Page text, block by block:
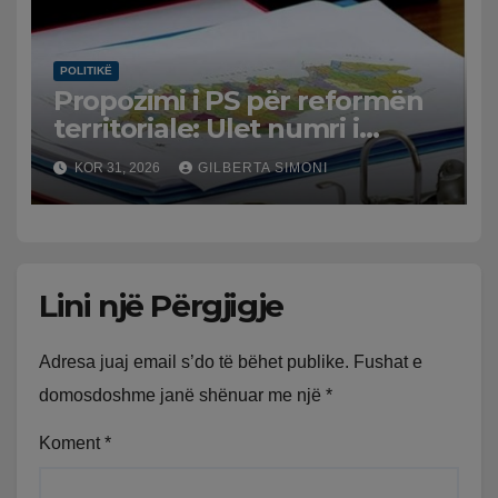
POLITIKË
Propozimi i PS për reformën
territoriale: Ulet numri i
bashkive nga 61 në 46
KOR 31, 2026 GILBERTA SIMONI
Lini një Përgjigje
Adresa juaj email s’do të bëhet publike. Fushat e
domosdoshme janë shënuar me një *
Koment *